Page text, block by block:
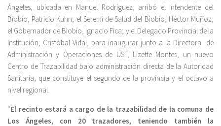
Ángeles, ubicada en Manuel Rodríguez, arribó el Intendente del
Biobío, Patricio Kuhn; el Seremi de Salud del Biobío, Héctor Muñoz;
el Gobernador de Biobío, Ignacio Fica; y el Delegado Provincial de la
Institución, Cristóbal Vidal, para inaugurar junto a la Directora de
Administración y Operaciones de UST, Lizette Montes, un nuevo
Centro de Trazabilidad bajo administración directa de la Autoridad
Sanitaria, que constituye el segundo de la provincia y el octavo a
nivel regional.
“El recinto estará a cargo de la trazabilidad de la comuna de
Los Ángeles, con 20 trazadores, teniendo también la